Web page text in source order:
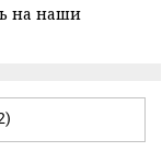
на наши